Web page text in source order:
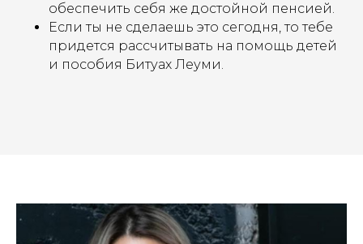
обеспечить себя же достойной пенсией.
Если ты не сделаешь это сегодня, то тебе
придется рассчитывать на помощь детей
и пособия Битуах Леуми.